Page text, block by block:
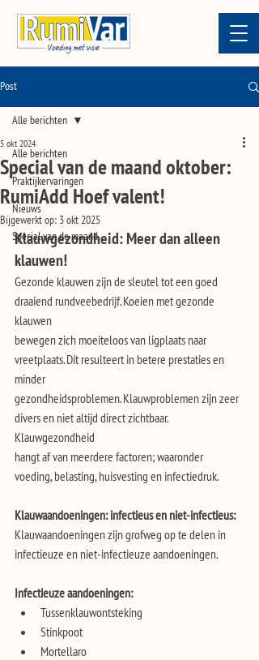
Post
Alle berichten
Praktijkervaringen
Nieuws
Special van de maand
Alle berichten
Special van de maand oktober:
RumiAdd Hoef valent!
5 okt 2024
Bijgewerkt op: 3 okt 2025
Klauwgezondheid: Meer dan alleen
klauwen!
Gezonde klauwen zijn de sleutel tot een goed
draaiend rundveebedrijf. Koeien met gezonde
klauwen
bewegen zich moeiteloos van ligplaats naar
vreetplaats. Dit resulteert in betere prestaties en
minder
gezondheidsproblemen. Klauwproblemen zijn zeer
divers en niet altijd direct zichtbaar.
Klauwgezondheid
hangt af van meerdere factoren; waaronder
voeding, belasting, huisvesting en infectiedruk.
Klauwaandoeningen: infectieus en niet-infectieus:
Klauwaandoeningen zijn grofweg op te delen in
infectieuze en niet-infectieuze aandoeningen.
Infectieuze aandoeningen:
Tussenklauwontsteking
Stinkpoot
Mortellaro